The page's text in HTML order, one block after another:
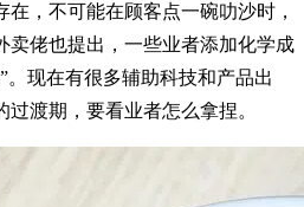
，不可能在顾客点一碗叻沙时，
卖佬也提出，一些业者添加化学成
。现在有很多辅助科技和产品出
渡期，要看业者怎么拿捏。